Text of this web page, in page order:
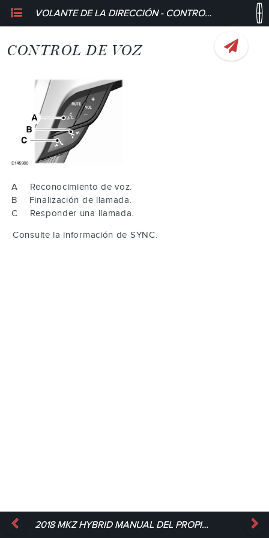
VOLANTE DE LA DIRECCIÓN - CONTROL DE VOZ
CONTROL DE VOZ
A
Reconocimiento de voz.
B
Finalización de llamada.
C
Responder una llamada.
Consulte la información de SYNC.
2018 MKZ HYBRID MANUAL DEL PROPIETARIO